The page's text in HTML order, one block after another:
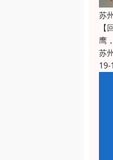
苏
鹰
苏
19-